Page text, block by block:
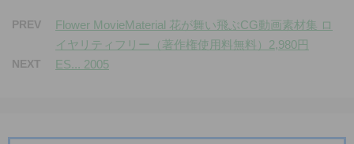
PREV
Flower MovieMaterial 花が舞い飛ぶCG動画素材集 ロ
イヤリティフリー（著作権使用料無料）2,980円
NEXT ES... 2005